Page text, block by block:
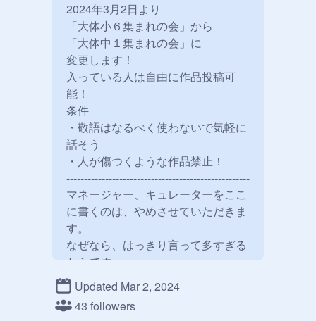
2024年3月2日より
「大体小６集まれの会」から
「大体中１集まれの会」に
変更します！
入っている人は自由に作品投稿可
能！
条件
・敬語はなるべく使わないで気軽に
話そう
・人が傷つくような作品禁止！
----------------------------------------------------
マネージャー、キュレーターをここ
に書くのは、やめさせていただきま
す。
なぜなら、はっきり言って多すぎる
からです。
ご理解、ご協力の程よろしくおねが
いします。
（上の敬語は許して）
Updated Mar 2, 2024
43 followers